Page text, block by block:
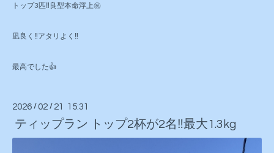
トップ3匹‼️良型本命浮上㊗️
凪良く‼️アタリよく‼️
最高でした👍
2026 / 02 / 21 15:31
ティップラン トップ2杯が2名‼️最大1.3kg